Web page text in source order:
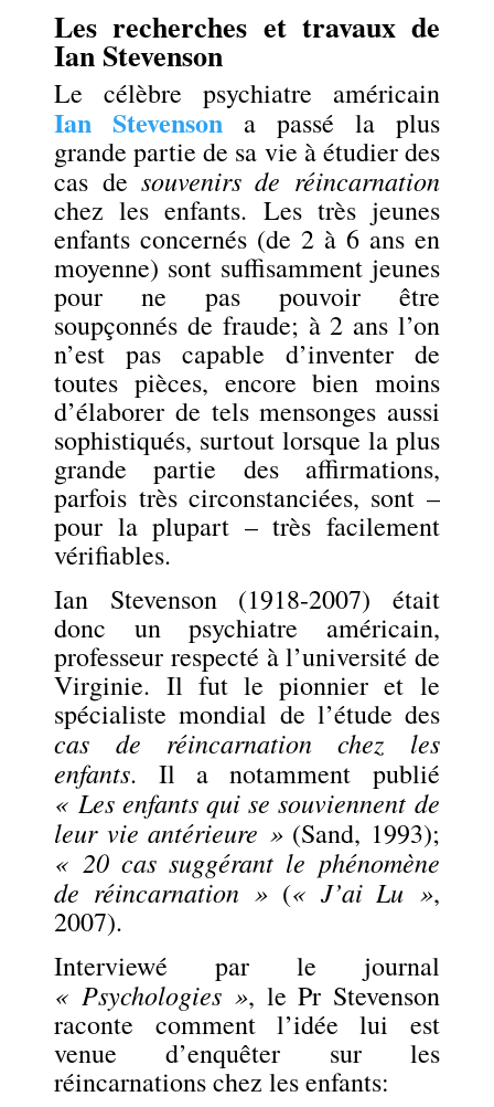
Les recherches et travaux de
Ian Stevenson
Le célèbre psychiatre américain
Ian Stevenson a passé la plus
grande partie de sa vie à étudier des
cas de souvenirs de réincarnation
chez les enfants. Les très jeunes
enfants concernés (de 2 à 6 ans en
moyenne) sont suffisamment jeunes
pour ne pas pouvoir être
soupçonnés de fraude; à 2 ans l’on
n’est pas capable d’inventer de
toutes pièces, encore bien moins
d’élaborer de tels mensonges aussi
sophistiqués, surtout lorsque la plus
grande partie des affirmations,
parfois très circonstanciées, sont –
pour la plupart – très facilement
vérifiables.
Ian Stevenson (1918-2007) était
donc un psychiatre américain,
professeur respecté à l’université de
Virginie. Il fut le pionnier et le
spécialiste mondial de l’étude des
cas de réincarnation chez les
enfants. Il a notamment publié
« Les enfants qui se souviennent de
leur vie antérieure »(Sand, 1993);
« 20 cas suggérant le phénomène
de réincarnation » (« J’ai Lu »,
2007).
Interviewé par le journal
« Psychologies », le Pr Stevenson
raconte comment l’idée lui est
venue d’enquêter sur les
réincarnations chez les enfants: